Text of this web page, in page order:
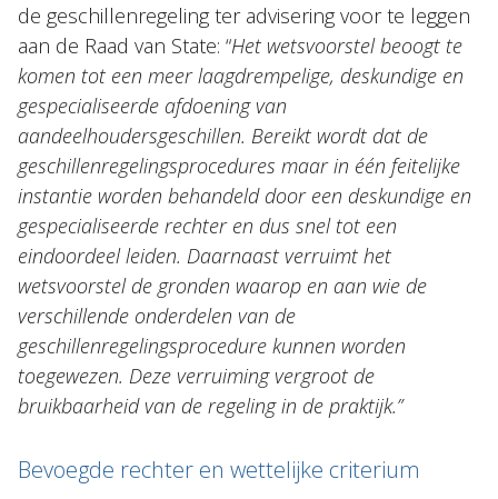
de geschillenregeling ter advisering voor te leggen
aan de Raad van State: “Het wetsvoorstel beoogt te
komen tot een meer laagdrempelige, deskundige en
gespecialiseerde afdoening van
aandeelhoudersgeschillen. Bereikt wordt dat de
geschillenregelingsprocedures maar in één feitelijke
instantie worden behandeld door een deskundige en
gespecialiseerde rechter en dus snel tot een
eindoordeel leiden. Daarnaast verruimt het
wetsvoorstel de gronden waarop en aan wie de
verschillende onderdelen van de
geschillenregelingsprocedure kunnen worden
toegewezen. Deze verruiming vergroot de
bruikbaarheid van de regeling in de praktijk.”
Bevoegde rechter en wettelijke criterium